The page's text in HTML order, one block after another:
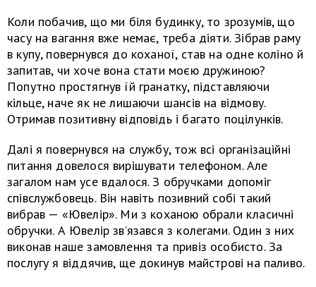
Коли побачив, що ми біля будинку, то зрозумів, що
часу на вагання вже немає, треба діяти. Зібрав раму
в купу, повернувся до коханої, став на одне коліно й
запитав, чи хоче вона стати моєю дружиною?
Попутно простягнув їй гранатку, підставляючи
кільце, наче як не лишаючи шансів на відмову.
Отримав позитивну відповідь і багато поцілунків.
Далі я повернувся на службу, тож всі організаційні
питання довелося вирішувати телефоном. Але
загалом нам усе вдалося. З обручками допоміг
співслужбовець. Він навіть позивний собі такий
вибрав — «Ювелір». Ми з коханою обрали класичні
обручки. А Ювелір зв’язався з колегами. Один з них
виконав наше замовлення та привіз особисто. За
послугу я віддячив, ще докинув майстрові на паливо.